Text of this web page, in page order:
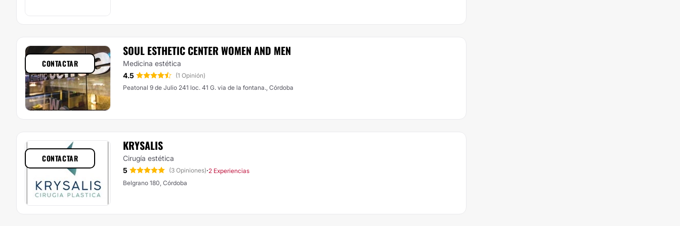
SOUL ESTHETIC CENTER WOMEN AND MEN
Medicina estética
4.5
(1 Opinión)
Peatonal 9 de Julio 241 loc. 41 G. via de la fontana., Córdoba
CONTACTAR
KRYSALIS
Cirugía estética
5
(3 Opiniones)·2 Experiencias
Belgrano 180, Córdoba
CONTACTAR